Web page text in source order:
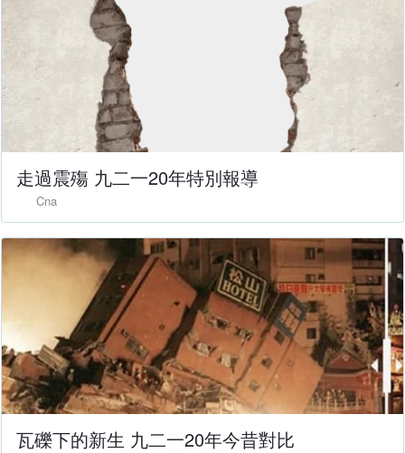
走過震殤 九二一20年特別報導
Cna
瓦礫下的新生 九二一20年今昔對比